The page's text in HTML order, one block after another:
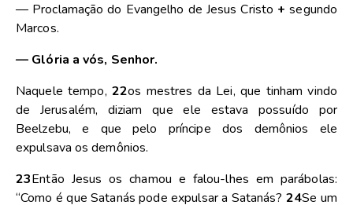
— Proclamação do Evangelho de Jesus Cristo + segundo
Marcos.
— Glória a vós, Senhor.
Naquele tempo, 22os mestres da Lei, que tinham vindo
de Jerusalém, diziam que ele estava possuído por
Beelzebu, e que pelo príncipe dos demônios ele
expulsava os demônios.
23Então Jesus os chamou e falou-lhes em parábolas:
“Como é que Satanás pode expulsar a Satanás? 24Se um